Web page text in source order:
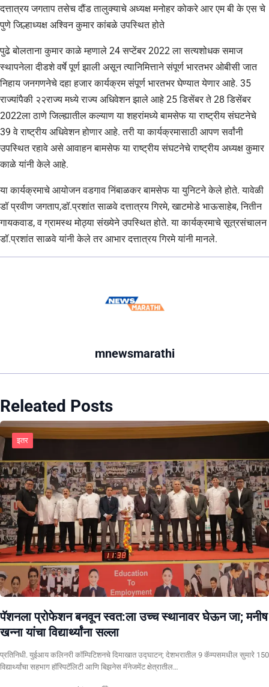
दत्तात्रय जगताप तसेच दौंड तालुक्याचे अध्यक्ष मनोहर कोकरे आर एम बी के एस चे
पुणे जिल्हाध्यक्ष अश्विन कुमार कांबळे उपस्थित होते
पुढे बोलताना कुमार काळे म्हणाले 24 सप्टेंबर 2022 ला सत्यशोधक समाज
स्थापनेला दीडशे वर्षे पूर्ण झाली असून त्यानिमित्ताने संपूर्ण भारतभर ओबीसी जात
निहाय जनगणनेचे दहा हजार कार्यक्रम संपूर्ण भारतभर घेण्यात येणार आहे. 35
राज्यांपैकी २२राज्य मध्ये राज्य अधिवेशन झाले आहे 25 डिसेंबर ते 28 डिसेंबर
2022ला ठाणे जिल्ह्यातील कल्याण या शहरांमध्ये बामसेफ या राष्ट्रीय संघटनेचे
39 वे राष्ट्रीय अधिवेशन होणार आहे. तरी या कार्यक्रमासाठी आपण सर्वांनी
उपस्थित रहावे असे आवाहन बामसेफ या राष्ट्रीय संघटनेचे राष्ट्रीय अध्यक्ष कुमार
काळे यांनी केले आहे.
या कार्यक्रमाचे आयोजन वडगाव निंबाळकर बामसेफ या युनिटने केले होते. यावेळी
डॉ प्रवीण जगताप,डॉ.प्रशांत साळवे दत्तात्रय गिरमे, खाटमोडे भाऊसाहेब, नितीन
गायकवाड, व ग्रामस्थ मोठ्या संख्येने उपस्थित होते. या कार्यक्रमाचे सूत्रसंचालन
डॉ.प्रशांत साळवे यांनी केले तर आभार दत्तात्रय गिरमे यांनी मानले.
mnewsmarathi
Releated Posts
इतर
पॅशनला प्रोफेशन बनवून स्वत:ला उच्च स्थानावर घेऊन जा; मनीष
खन्ना यांचा विद्यार्थ्यांना सल्ला
प्रतिनिधी. युईआय कलिनरी कॉम्पिटिशनचे दिमाखात उद्घाटन; देशभरातील 9 कॅम्पसमधील सुमारे 150
विद्यार्थ्यांचा सहभाग हॉस्पिटॅलिटी आणि बिझनेस मॅनेजमेंट क्षेत्रातील…